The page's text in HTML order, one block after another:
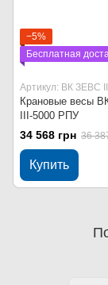
−5%
Бесплатная
Артикул: ВК ЗЕВС
Крановые весы
ІІІ-5000 РПУ
34 568 грн 36
Купить